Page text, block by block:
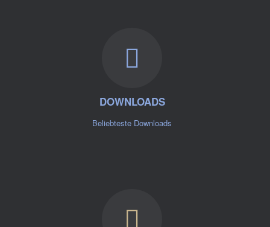
DOWNLOADS
Beliebteste Downloads